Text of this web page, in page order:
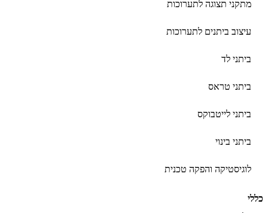
מתקני תצוגה לתערוכות
עיצוב ביתנים לתערוכות
ביתני לד
ביתני טראס
ביתני לייטבוקס
ביתני בינוי
לוגיסטיקה והפקה טכנית
כללי